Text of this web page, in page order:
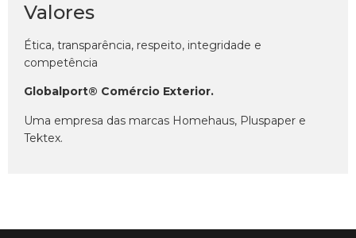
Valores
Ética, transparência, respeito, integridade e
competência
Globalport® Comércio Exterior.
Uma empresa das marcas Homehaus, Pluspaper e
Tektex.